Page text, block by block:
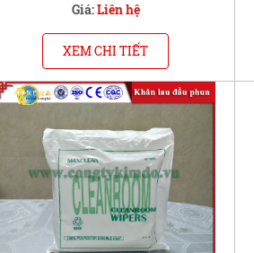
Giá:Liên hệ
XEM CHI TIẾT